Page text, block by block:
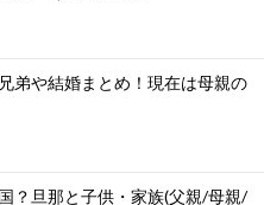
弟や結婚まとめ！現在は母親の
？旦那と子供・家族(父親/母親/